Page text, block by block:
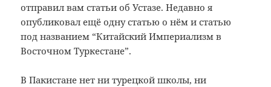
отправил вам статьи об Устазе. Недавно я
опубликовал ещё одну статью о нём и статью
под названием “Китайский Империализм в
Восточном Туркестане”.
В Пакистане нет ни турецкой школы, ни